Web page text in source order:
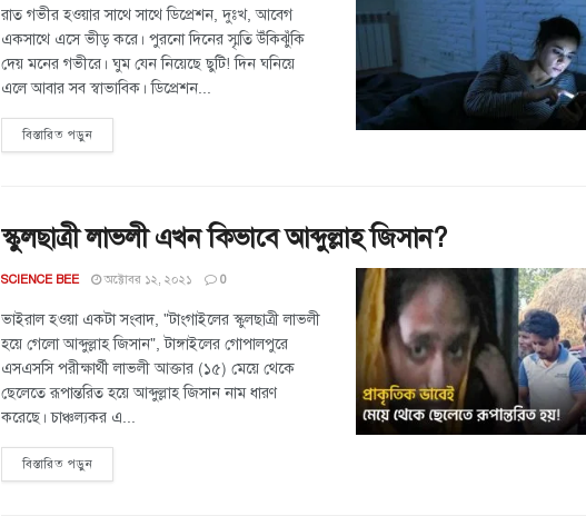
রাত গভীর হওয়ার সাথে সাথে ডিপ্রেশন, দুঃখ, আবেগ
একসাথে এসে ভীড় করে। পুরনো দিনের স্মৃতি উঁকিঝুঁকি
দেয় মনের গভীরে। ঘুম যেন নিয়েছে ছুটি! দিন ঘনিয়ে
এলে আবার সব স্বাভাবিক। ডিপ্রেশন...
বিস্তারিত পড়ুন
স্কুলছাত্রী লাভলী এখন কিভাবে আব্দুল্লাহ জিসান?
SCIENCE BEE অক্টোবর ১২, ২০২১ 0
ভাইরাল হওয়া একটা সংবাদ, "টাংগাইলের স্কুলছাত্রী লাভলী
হয়ে গেলো আব্দুল্লাহ জিসান", টাঙ্গাইলের গোপালপুরে
এসএসসি পরীক্ষার্থী লাভলী আক্তার (১৫) মেয়ে থেকে
ছেলেতে রূপান্তরিত হয়ে আব্দুল্লাহ জিসান নাম ধারণ
করেছে। চাঞ্চল্যকর এ...
বিস্তারিত পড়ুন